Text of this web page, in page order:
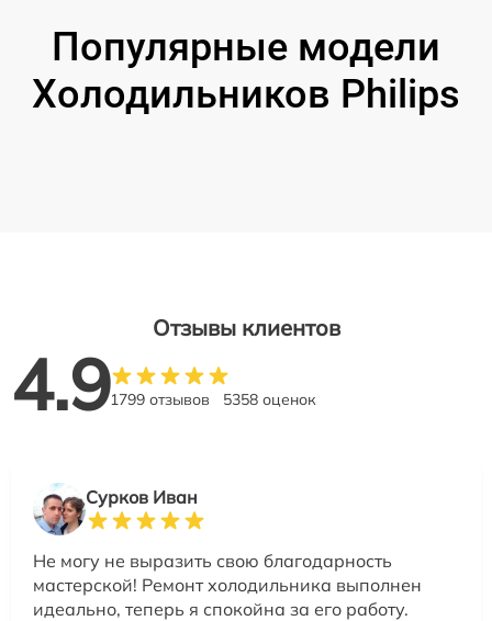
Популярные модели
Холодильников Philips
Отзывы клиентов
4.91799 отзывов 5358 оценок
Сурков Иван
Не могу не выразить свою благодарность
мастерской! Ремонт холодильника выполнен
идеально, теперь я спокойна за его работу.